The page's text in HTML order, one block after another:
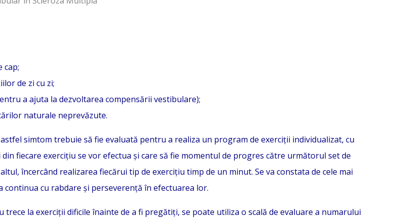
cap;
de zi cu zi;
a ajuta la dezvoltarea compensării vestibulare);
naturale neprevăzute.
simtom trebuie să fie evaluată pentru a realiza un program de exerciții individualizat, cu
fiecare exercițiu se vor efectua și care să fie momentul de progres către următorul set de
încercând realizarea fiecărui tip de exercițiu timp de un minut. Se va constata de cele mai
cu rabdare și perseverență în efectuarea lor.
la exerciții dificile înainte de a fi pregătiți, se poate utiliza o scală de evaluare a numarului